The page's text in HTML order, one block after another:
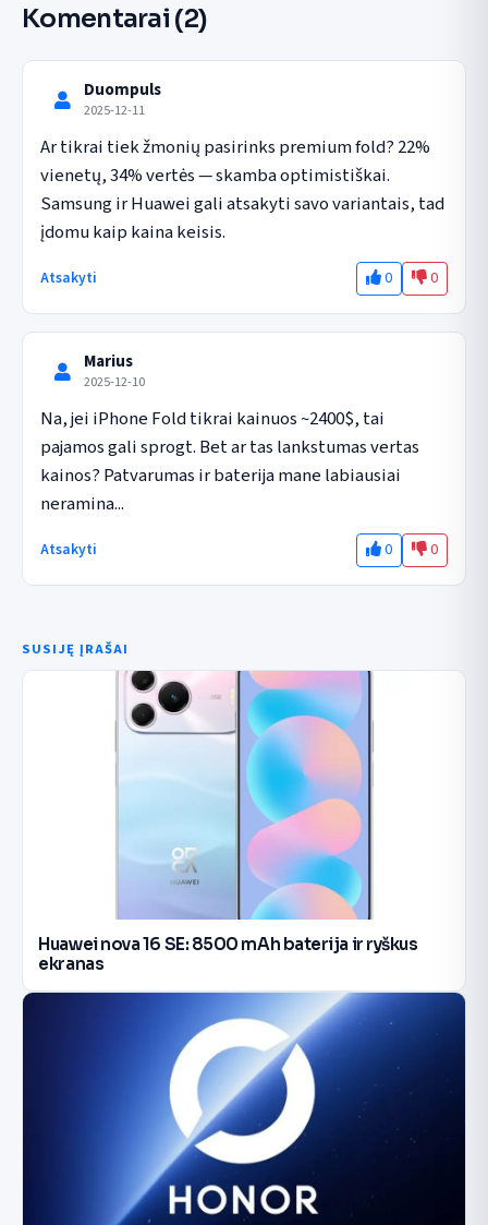
Komentarai (2)
Duompuls
2025-12-11
Ar tikrai tiek žmonių pasirinks premium fold? 22%
vienetų, 34% vertės — skamba optimistiškai.
Samsung ir Huawei gali atsakyti savo variantais, tad
įdomu kaip kaina keisis.
Atsakyti 0 0
Marius
2025-12-10
Na, jei iPhone Fold tikrai kainuos ~2400$, tai
pajamos gali sprogt. Bet ar tas lankstumas vertas
kainos? Patvarumas ir baterija mane labiausiai
neramina...
Atsakyti 0 0
SUSIJĘ ĮRAŠAI
Huawei nova 16 SE: 8500 mAh baterija ir ryškus
ekranas